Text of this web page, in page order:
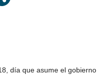
día que asume el gobierno